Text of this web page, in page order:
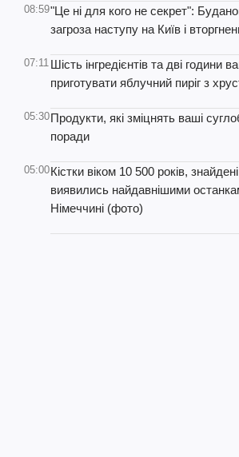
08:59"Це ні для кого не секрет":
загроза наступу на Київ і
07:11 Шість інгредієнтів та дві години
приготувати яблучний пиріг з
05:30Продукти, які зміцнять ваші
поради
05:00Кістки віком 10 500 років,
виявились найдавнішими
Німеччині (фото)